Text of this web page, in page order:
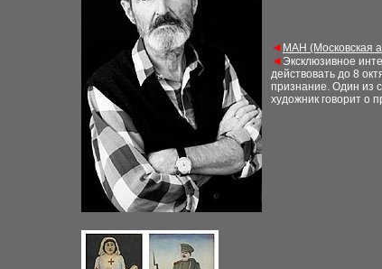
◄ МАН (Московская
◄ Эксклюзивное
действовать до 8
признание. Один из
художник говорит о